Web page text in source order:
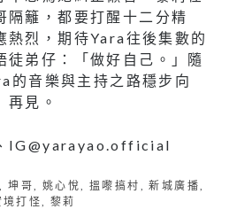
隔籬，都要打醒十二分精
熱烈，期待Yara往後集數的
徒弟仔：「做好自己。」隨
的音樂與主持之路穩步向
再見。
IG@yarayao.official
,坤哥, 姚心悅, 搵嚟搞村 ,新城廣播,
境打怪,黎莉